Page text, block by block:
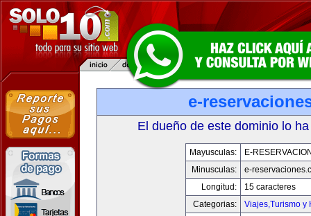
e-
El dueño de este dominio lo
Mayusculas:
E-
Minusculas:
e-
Longitud:
15 caracteres
Categorias:
Viajes,Turismo y